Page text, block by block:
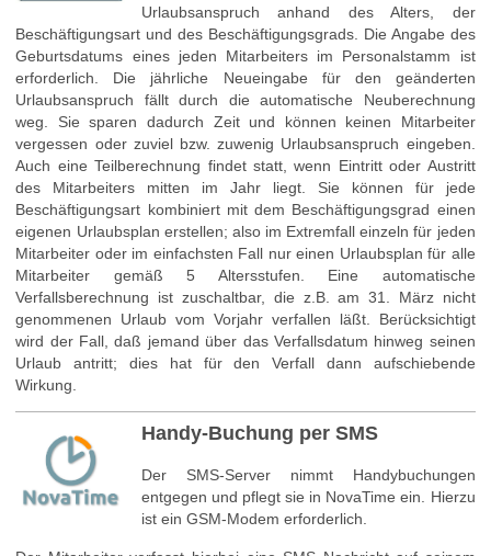
Urlaubsanspruch anhand des Alters, der
Beschäftigungsart und des Beschäftigungsgrads. Die Angabe des
Geburtsdatums eines jeden Mitarbeiters im Personalstamm ist
erforderlich. Die jährliche Neueingabe für den geänderten
Urlaubsanspruch fällt durch die automatische Neuberechnung
weg. Sie sparen dadurch Zeit und können keinen Mitarbeiter
vergessen oder zuviel bzw. zuwenig Urlaubsanspruch eingeben.
Auch eine Teilberechnung findet statt, wenn Eintritt oder Austritt
des Mitarbeiters mitten im Jahr liegt. Sie können für jede
Beschäftigungsart kombiniert mit dem Beschäftigungsgrad einen
eigenen Urlaubsplan erstellen; also im Extremfall einzeln für jeden
Mitarbeiter oder im einfachsten Fall nur einen Urlaubsplan für alle
Mitarbeiter gemäß 5 Altersstufen. Eine automatische
Verfallsberechnung ist zuschaltbar, die z.B. am 31. März nicht
genommenen Urlaub vom Vorjahr verfallen läßt. Berücksichtigt
wird der Fall, daß jemand über das Verfallsdatum hinweg seinen
Urlaub antritt; dies hat für den Verfall dann aufschiebende
Wirkung.
Handy-Buchung per SMS
Der SMS-Server nimmt Handybuchungen
entgegen und pflegt sie in NovaTime ein. Hierzu
ist ein GSM-Modem erforderlich.